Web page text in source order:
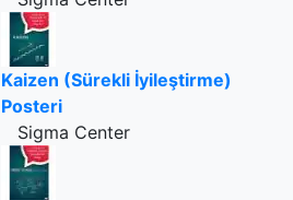
Kaizen (Sürekli İyileştirme)
Posteri
Sigma Center